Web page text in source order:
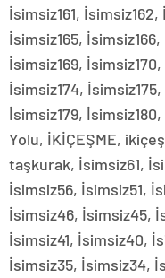
İsimsiz161,
İsimsiz165,
İsimsiz169,
İsimsiz174,
İsimsiz179, İsimsiz180,
Yolu, İKİÇEŞME,
taşkurak, İsimsiz61,
İsimsiz56, İsimsiz51,
İsimsiz46, İsimsiz45,
İsimsiz41, İsimsiz40,
İsimsiz35, İsimsiz34,